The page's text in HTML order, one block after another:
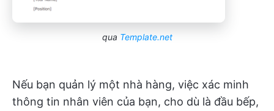
qua Template.net
Nếu bạn quản lý một nhà hàng, việc xác minh
thông tin nhân viên của bạn, cho dù là đầu bếp,